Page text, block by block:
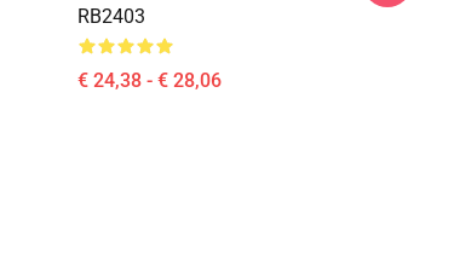
RB2403
€ 24,38 - € 28,06